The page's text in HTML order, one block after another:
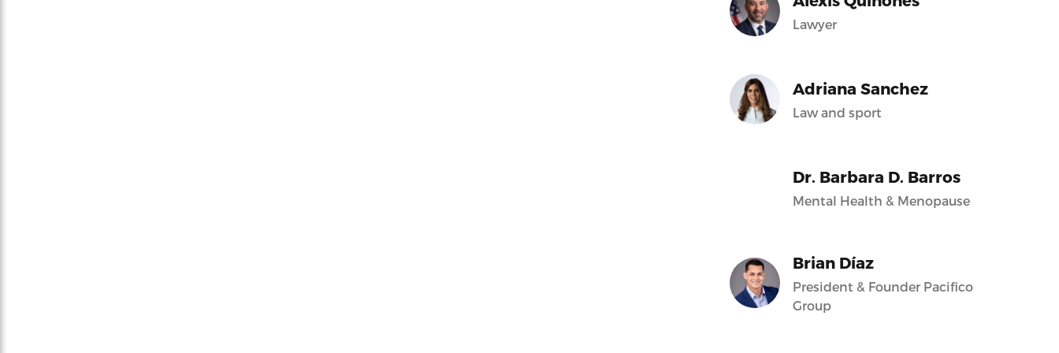
Lawyer
Adriana Sanchez
Law and sport
Dr. Barbara D. Barros
Mental Health & Menopause
Brian Díaz
President & Founder Pacifico
Group